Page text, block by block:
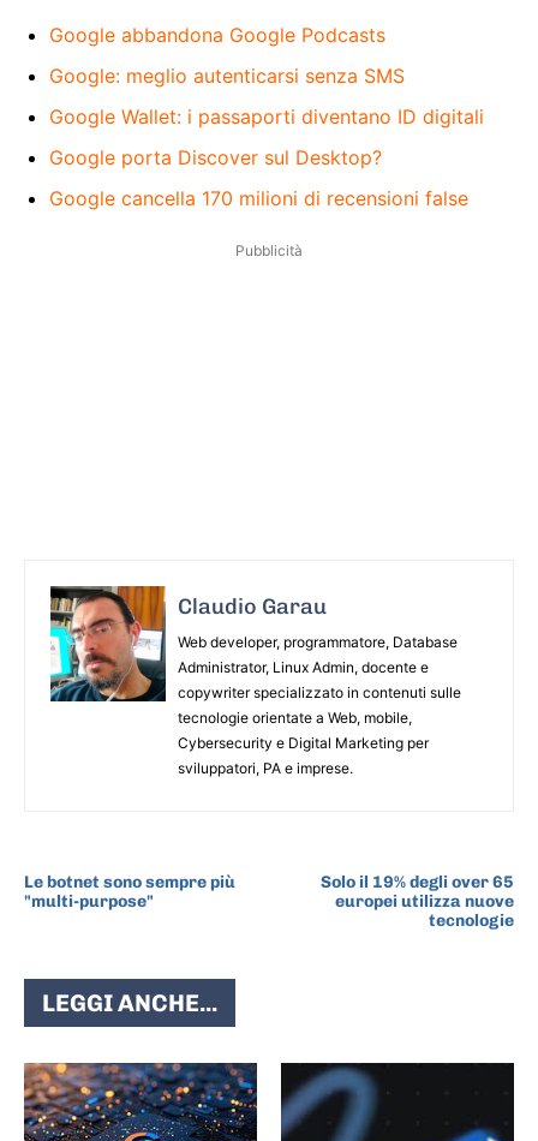
Google abbandona Google Podcasts
Google: meglio autenticarsi senza SMS
Google Wallet: i passaporti diventano ID digitali
Google porta Discover sul Desktop?
Google cancella 170 milioni di recensioni false
Pubblicità
Claudio Garau
Web developer, programmatore, Database
Administrator, Linux Admin, docente e
copywriter specializzato in contenuti sulle
tecnologie orientate a Web, mobile,
Cybersecurity e Digital Marketing per
sviluppatori, PA e imprese.
Le botnet sono sempre più
"multi-purpose"
Solo il 19% degli over 65
europei utilizza nuove
tecnologie
LEGGI ANCHE...